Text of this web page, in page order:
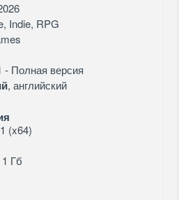
Indie, RPG
- Полная версия
, английский
(x64)
1 Гб